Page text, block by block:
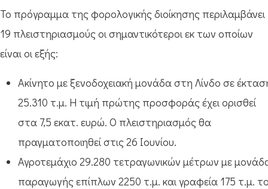
Το πρόγραμμα της φορολογικής διοίκησης περιλαμβάνει
19 πλειστηριασμούς οι σημαντικότεροι εκ των οποίων
είναι οι εξής:
Ακίνητο με ξενοδοχειακή μονάδα στη Λίνδο σε
25.310 τ.μ. Η τιμή πρώτης προσφοράς έχει ορισθεί
στα 7,5 εκατ. ευρώ. Ο πλειστηριασμός θα
πραγματοποιηθεί στις 26 Ιουνίου.
Αγροτεμάχιο 29.280 τετραγωνικών μέτρων με
παραγωγής επίπλων 2250 τ.μ. και γραφεία 175 τ.μ.